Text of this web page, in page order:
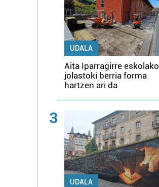
UDALA
Aita Iparragirre eskolako
jolastoki berria forma
hartzen ari da
3
UDALA